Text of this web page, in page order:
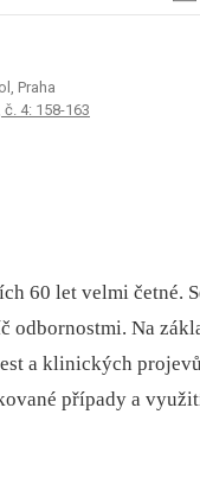
Praha
4: 158-163
60 let velmi četné.
Na
a klinických
případy a